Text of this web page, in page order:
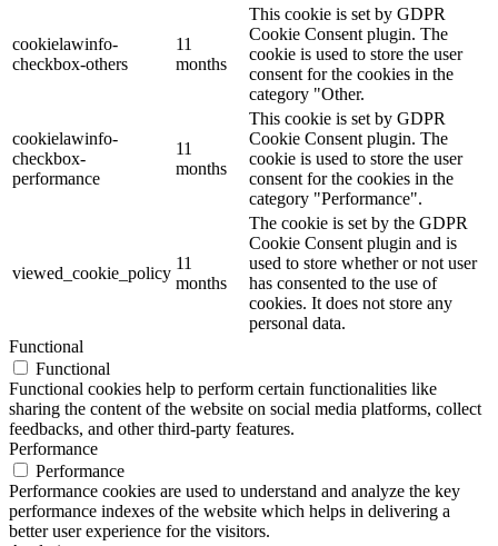
cookielawinfo-
checkbox-others
11
months
This cookie is set by GDPR
Cookie Consent plugin. The
cookie is used to store the user
consent for the cookies in the
category "Other.
cookielawinfo-
checkbox-
performance
11
months
This cookie is set by GDPR
Cookie Consent plugin. The
cookie is used to store the user
consent for the cookies in the
category "Performance".
viewed_cookie_policy
11
months
The cookie is set by the GDPR
Cookie Consent plugin and is
used to store whether or not user
has consented to the use of
cookies. It does not store any
personal data.
Functional
Functional
Functional cookies help to perform certain functionalities like
sharing the content of the website on social media platforms, collect
feedbacks, and other third-party features.
Performance
Performance
Performance cookies are used to understand and analyze the key
performance indexes of the website which helps in delivering a
better user experience for the visitors.